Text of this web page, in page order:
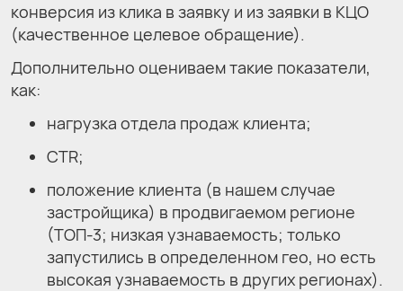
конверсия из клика в заявку и из заявки в КЦО
(качественное целевое обращение).
Дополнительно оцениваем такие показатели,
как:
нагрузка отдела продаж клиента;
CTR;
положение клиента (в нашем случае
застройщика) в продвигаемом регионе
(ТОП-3; низкая узнаваемость; только
запустились в определенном гео, но есть
высокая узнаваемость в других регионах).